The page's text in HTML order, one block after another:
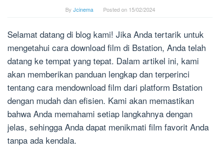
By Jcinema Posted on 15/02/2024
Selamat datang di blog kami! Jika Anda tertarik untuk
mengetahui cara download film di Bstation, Anda telah
datang ke tempat yang tepat. Dalam artikel ini, kami
akan memberikan panduan lengkap dan terperinci
tentang cara mendownload film dari platform Bstation
dengan mudah dan efisien. Kami akan memastikan
bahwa Anda memahami setiap langkahnya dengan
jelas, sehingga Anda dapat menikmati film favorit Anda
tanpa ada kendala.